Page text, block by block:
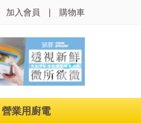
加入會員 購物車
營業用廚電